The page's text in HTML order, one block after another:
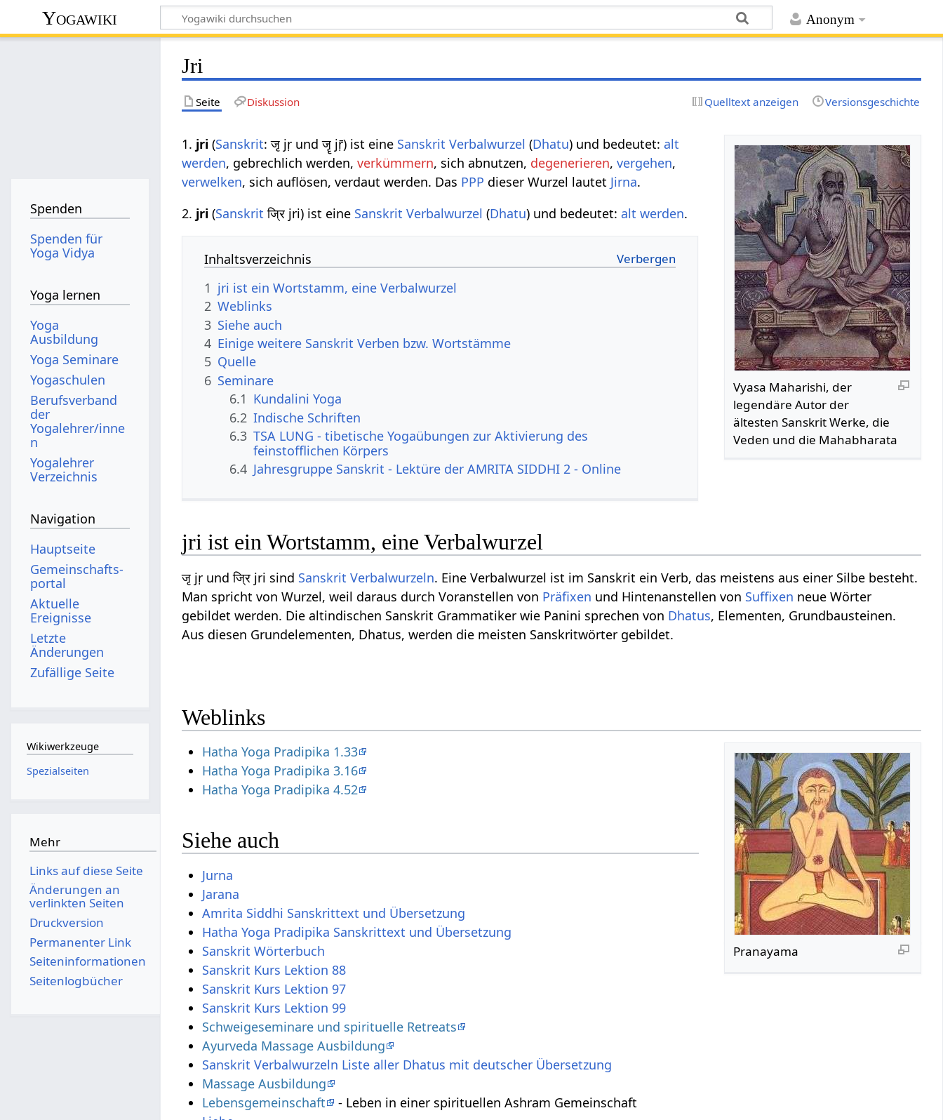
Anonym
Yogawiki
Jri
Seite Diskussion Quelltext anzeigen Versionsgeschichte
Vyasa Maharishi, der
legendäre Autor der
ältesten Sanskrit Werke, die
Veden und die Mahabharata
1. jri (Sanskrit: जृ jṛ und जॄ jṝ) ist eine Sanskrit Verbalwurzel (Dhatu) und bedeutet: alt
werden, gebrechlich werden,verkümmern, sich abnutzen, degenerieren,vergehen,
verwelken, sich auflösen, verdaut werden. Das PPP dieser Wurzel lautet Jirna.
2. jri (Sanskrit ज्रि jri) ist eine Sanskrit Verbalwurzel (Dhatu) und bedeutet: alt werden.
Inhaltsverzeichnis
1 jri ist ein Wortstamm, eine Verbalwurzel
2 Weblinks
3 Siehe auch
4 Einige weitere Sanskrit Verben bzw. Wortstämme
5 Quelle
6 Seminare
6.1 Kundalini Yoga
6.2 Indische Schriften
6.3 TSA LUNG - tibetische Yogaübungen zur Aktivierung des
feinstofflichen Körpers
6.4 Jahresgruppe Sanskrit - Lektüre der AMRITA SIDDHI 2 - Online
jri ist ein Wortstamm, eine Verbalwurzel
जृ jṛ und ज्रि jri sind Sanskrit Verbalwurzeln. Eine Verbalwurzel ist im Sanskrit ein Verb, das meistens aus einer Silbe besteht.
Man spricht von Wurzel, weil daraus durch Voranstellen von Präfixen und Hintenanstellen von Suffixen neue Wörter
gebildet werden. Die altindischen Sanskrit Grammatiker wie Panini sprechen von Dhatus, Elementen, Grundbausteinen.
Aus diesen Grundelementen, Dhatus, werden die meisten Sanskritwörter gebildet.
Weblinks
Pranayama
Hatha Yoga Pradipika 1.33
Hatha Yoga Pradipika 3.16
Hatha Yoga Pradipika 4.52
Siehe auch
Jurna
Jarana
Amrita Siddhi Sanskrittext und Übersetzung
Hatha Yoga Pradipika Sanskrittext und Übersetzung
Sanskrit Wörterbuch
Sanskrit Kurs Lektion 88
Sanskrit Kurs Lektion 97
Sanskrit Kurs Lektion 99
Schweigeseminare und spirituelle Retreats
Ayurveda Massage Ausbildung
Sanskrit Verbalwurzeln Liste aller Dhatus mit deutscher Übersetzung
Massage Ausbildung
Lebensgemeinschaft
- Leben in einer spirituellen Ashram Gemeinschaft
Spenden
Spenden für
Yoga Vidya
Yoga lernen
Yoga
Ausbildung
Yoga Seminare
Yogaschulen
Berufsverband
der
Yogalehrer/inne
n
Yogalehrer
Verzeichnis
Navigation
Hauptseite
Gemeinschafts­
portal
Aktuelle
Ereignisse
Letzte
Änderungen
Zufällige Seite
Wikiwerkzeuge
Spezialseiten
Mehr
Links auf diese Seite
Änderungen an
verlinkten Seiten
Druckversion
Permanenter Link
Seiten­­informationen
Seitenlogbücher